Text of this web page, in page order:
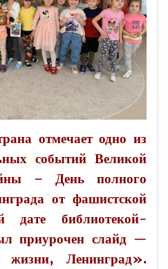
отмечает одно из
событий Великой
– День полного
от фашистской
библиотекой-
приурочен слайд —
Ленинград».